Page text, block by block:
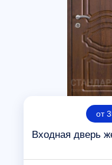
от
Входная дверь